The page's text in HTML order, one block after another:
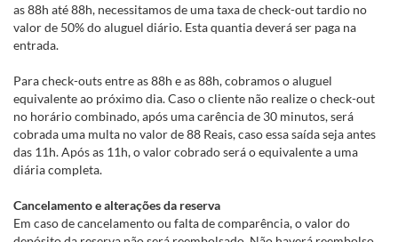
as 88h até 88h, necessitamos de uma taxa de check-out tardio no
valor de 50% do aluguel diário. Esta quantia deverá ser paga na
entrada.
Para check-outs entre as 88h e as 88h, cobramos o aluguel
equivalente ao próximo dia. Caso o cliente não realize o check-out
no horário combinado, após uma carência de 30 minutos, será
cobrada uma multa no valor de 88 Reais, caso essa saída seja antes
das 11h. Após as 11h, o valor cobrado será o equivalente a uma
diária completa.
Cancelamento e alterações da reserva
Em caso de cancelamento ou falta de comparência, o valor do